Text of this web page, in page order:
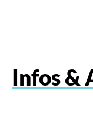
Infos &